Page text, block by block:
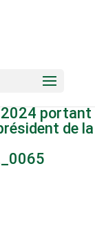
portant
de la